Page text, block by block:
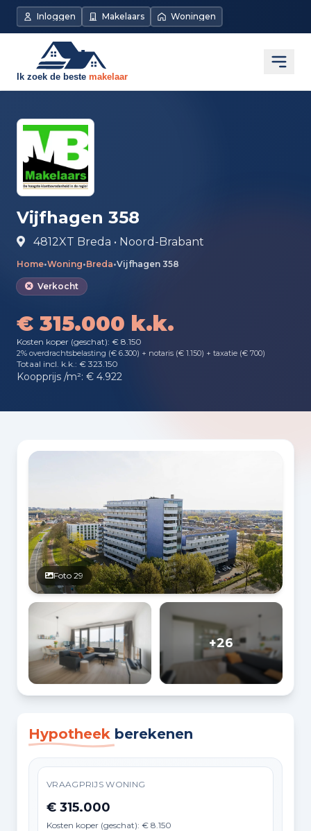
Direct naar de inhoud
Inloggen Makelaars Woningen
Vijfhagen 358
4812XT Breda • Noord-Brabant
Home•Woning•Breda•Vijfhagen 358
Verkocht
€ 315.000 k.k.
Kosten koper (geschat): € 8.150
2% overdrachtsbelasting (€ 6.300) + notaris (€ 1.150) + taxatie (€ 700)
Totaal incl. k.k.: € 323.150
Koopprijs /m²: € 4.922
Fotogalerij
Foto 29
+26
Hypotheek berekenen
VRAAGPRIJS WONING
€ 315.000
Kosten koper (geschat): € 8.150